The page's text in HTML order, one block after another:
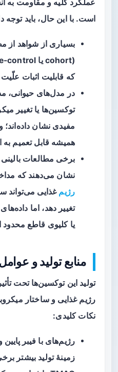
عملکرد کلیه و مقاومت به
است. با این حال، باید
بسیاری از شواهد از
که قابلیت اثبات علّیت
در مدل‌های حیوانی،
توکسین‌ها یا تغییر
مفیدی نشان داده‌اند؛
همیشه قابل تعمیم
برخی مطالعات بالینی
نشان می‌دهند که
رژیم غذایی می‌تواند
تغییر دهد، اما
یا کلیوی قاطع
منابع تولید و
تولید این توکسین‌ها تحت
رژیم غذایی و ساختار
نکات کلیدی:
رژیم‌های با فیبر
زمینهٔ تولید بیشتر